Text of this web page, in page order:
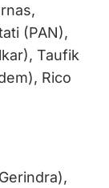
(PAN),
Taufik
Rico